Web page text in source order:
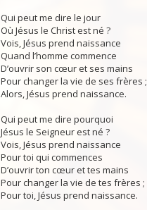
Qui peut me dire le jour
Où Jésus le Christ est né ?
Vois, Jésus prend naissance
Quand l’homme commence
D’ouvrir son cœur et ses mains
Pour changer la vie de ses frères ;
Alors, Jésus prend naissance.
Qui peut me dire pourquoi
Jésus le Seigneur est né ?
Vois, Jésus prend naissance
Pour toi qui commences
D’ouvrir ton cœur et tes mains
Pour changer la vie de tes frères ;
Pour toi, Jésus prend naissance.